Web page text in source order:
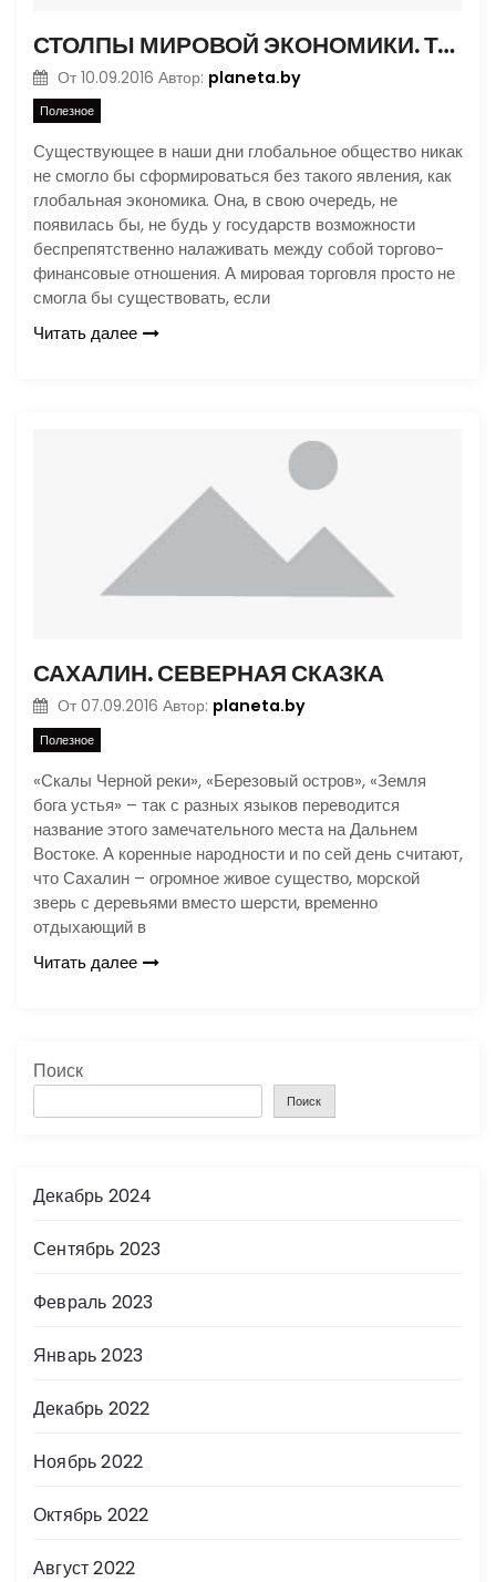
СТОЛПЫ МИРОВОЙ ЭКОНОМИКИ. ТОРГОВЫЕ ПУТИ
От 10.09.2016 Автор: planeta.by
Полезное
Существующее в наши дни глобальное общество никак
не смогло бы сформироваться без такого явления, как
глобальная экономика. Она, в свою очередь, не
появилась бы, не будь у государств возможности
беспрепятственно налаживать между собой торгово-
финансовые отношения. А мировая торговля просто не
смогла бы существовать, если
Читать далее
САХАЛИН. СЕВЕРНАЯ СКАЗКА
От 07.09.2016 Автор: planeta.by
Полезное
«Скалы Черной реки», «Березовый остров», «Земля
бога устья» – так с разных языков переводится
название этого замечательного места на Дальнем
Востоке. А коренные народности и по сей день считают,
что Сахалин – огромное живое существо, морской
зверь с деревьями вместо шерсти, временно
отдыхающий в
Читать далее
Поиск
Поиск
Декабрь 2024
Сентябрь 2023
Февраль 2023
Январь 2023
Декабрь 2022
Ноябрь 2022
Октябрь 2022
Август 2022